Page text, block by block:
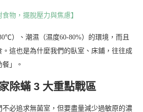
食物，擺脫壓力與焦慮】
）、潮濕（濕度60-80%）的環境，而且
這也是為什麼我們的臥室、床鋪，往往成
」。
除蟎 3 大重點戰區
必追求無菌室，但要盡量減少過敏原的濃